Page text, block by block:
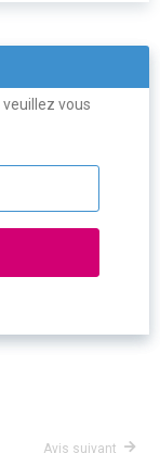
vous
Avis suivant